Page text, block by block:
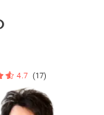
4.7 (17)